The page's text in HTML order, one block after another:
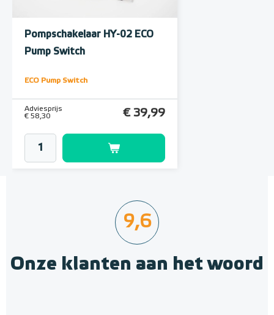
Pompschakelaar HY-02 ECO
Pump Switch
ECO Pump Switch
Adviesprijs
€ 58,30
€ 39,99
9,6
Onze klanten aan het woord